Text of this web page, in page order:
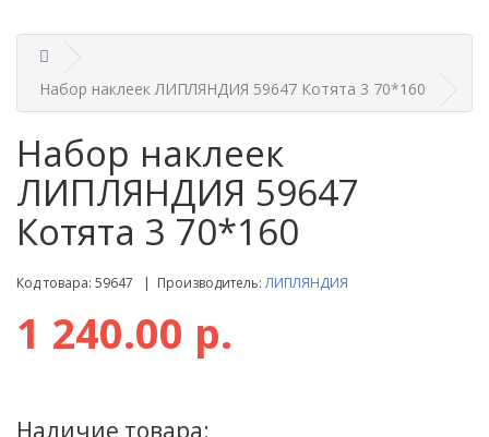
Набор наклеек ЛИПЛЯНДИЯ 59647 Котята 3 70*160
Набор наклеек
ЛИПЛЯНДИЯ 59647
Котята 3 70*160
Код товара: 59647 | Производитель:ЛИПЛЯНДИЯ
1 240.00 р.
Наличие товара: